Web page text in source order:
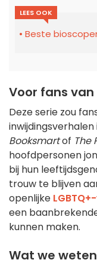
LEES OOK
Beste
Voor fans
Deze serie zou
Booksmartof The
hoofdpersonen
bij hun
trouw te blijven
openlijke
een
kunnen maken.
Wat we